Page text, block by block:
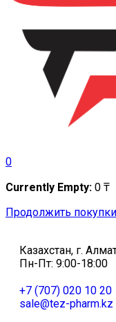
0
Currently Empty: 0 ₸
Продолжить покупки
Казахстан, г.
Пн-Пт: 9:00-18:00
+7 (707) 020 10 20
sale@tez-pharm.kz